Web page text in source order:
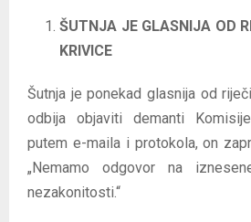
ŠUTNJA JE GLASNIJA OD
KRIVICE
Šutnja je ponekad glasnija od
odbija objaviti demanti
putem e-maila i protokola, on
„Nemamo odgovor na
nezakonitosti.“